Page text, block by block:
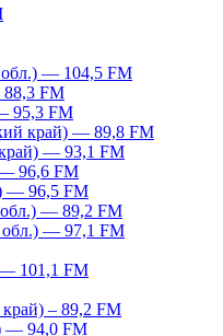
— 104,5 FM
FM
95,3 FM
край) — 89,8 FM
— 93,1 FM
— 96,6 FM
— 96,5 FM
— 89,2 FM
обл.) — 97,1 FM
101,1 FM
– 89,2 FM
— 94,0 FM